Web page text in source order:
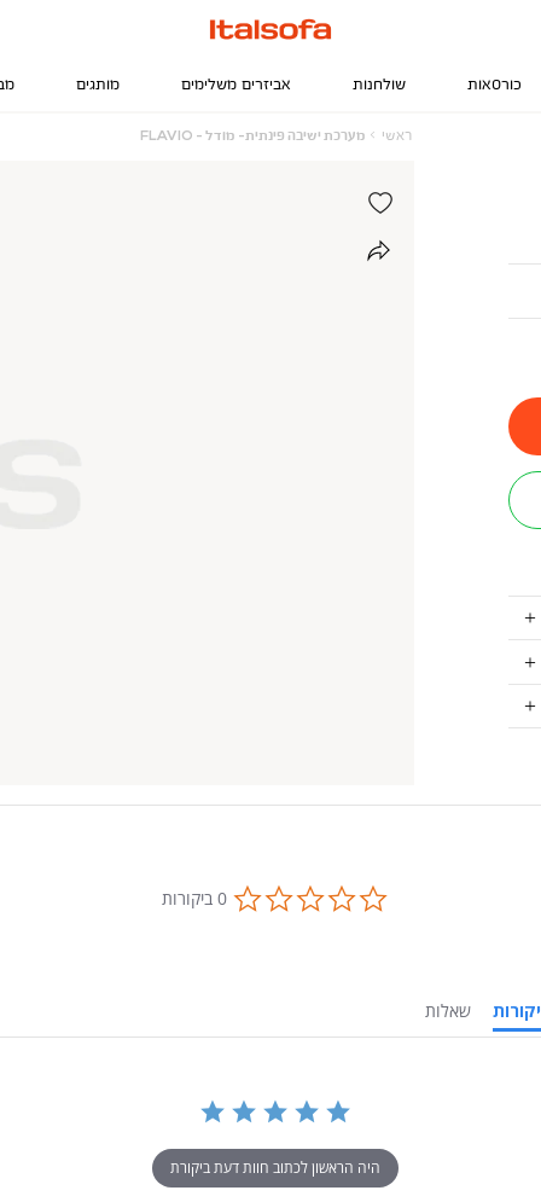
כורסאות שולחנות אביזרים משלימים מותגים
ראשי ראשי
מערכת ישיבה פינתית- מודל - FLAVIO
0.0
star
0 ביקורות
ביקורות
שאלות
היה הראשון לכתוב חוות דעת ביקורת